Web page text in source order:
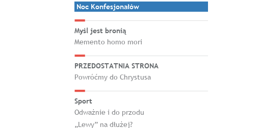
Noc Konfesjonałów
Myśl jest bronią
Memento homo mori
PRZEDOSTATNIA STRONA
Powróćmy do Chrystusa
Sport
Odważnie i do przodu
„Lewy” na dłużej?